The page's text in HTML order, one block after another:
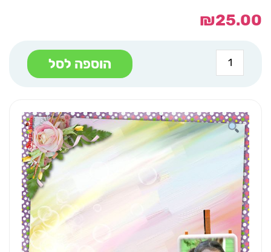
₪25.00
כמות
של
לוח
30/30
קן
ציור
הוספה לסל